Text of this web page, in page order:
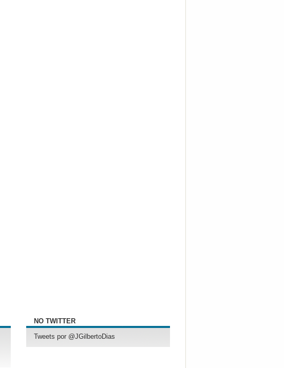
NO TWITTER
Tweets por @JGilbertoDias